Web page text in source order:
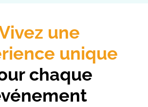
une
unique
chaque